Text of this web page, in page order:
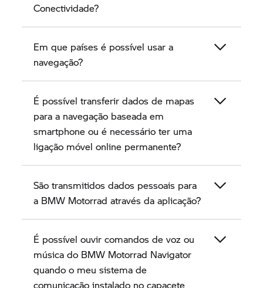
Conectividade?
Em que países é possível usar a
navegação?
É possível transferir dados de mapas
para a navegação baseada em
smartphone ou é necessário ter uma
ligação móvel online permanente?
São transmitidos dados pessoais para
a BMW Motorrad através da aplicação?
É possível ouvir comandos de voz ou
música do BMW Motorrad Navigator
quando o meu sistema de
comunicação instalado no capacete